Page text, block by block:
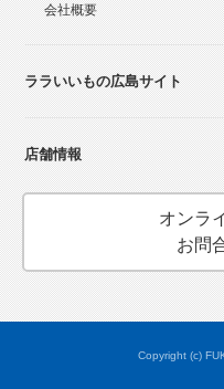
会社概要
ララいいもの広島サイト
店舗情報
オンラ
お問
Copyright (c)